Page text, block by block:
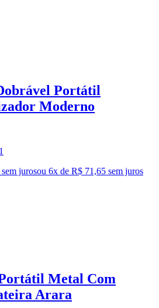
Portátil
Moderno
jurosou 6x de R$ 71,65 sem juros
Metal Com
Arara